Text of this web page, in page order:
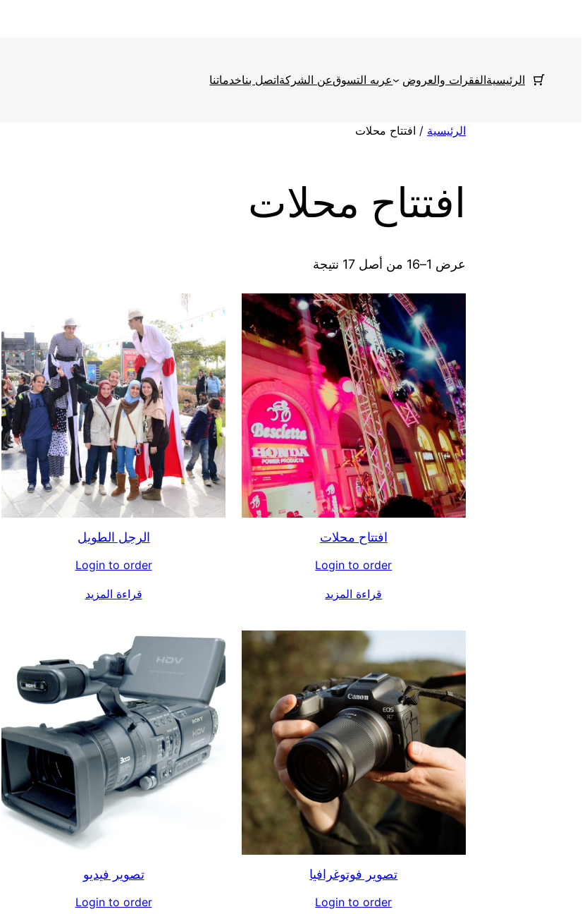
الرئيسيةالفقرات والعروض عربه التسوقعن الشركةاتصل بناخدماتنا
الرئيسية / افتتاح محلات
افتتاح محلات
عرض 1–16 من أصل 17 نتيجة
افتتاح محلات
Login to order
قراءة المزيد
الرجل الطويل
Login to order
قراءة المزيد
تصوير فوتوغرافيا
Login to order
تصوير فيديو
Login to order